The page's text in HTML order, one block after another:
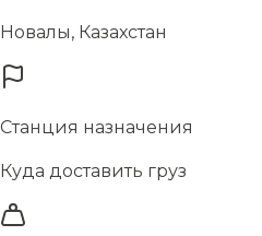
Новалы, Казахстан
Станция назначения
Куда доставить груз